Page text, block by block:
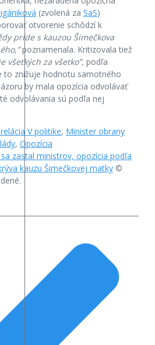
(zvolená za SaS)
otvorenie schôdzí k
príde s kauzou Šimečkova
poznamenala. Kritizovala tiež
všetkých za všetko”, podľa
to znižuje hodnotu samotného
by mala opozícia odvolávať
odvolávania sú podľa nej
V politike, Minister obrany
, Opozícia
zastal ministrov, opozícia podľa
kauzu Šimečkovej matky ©